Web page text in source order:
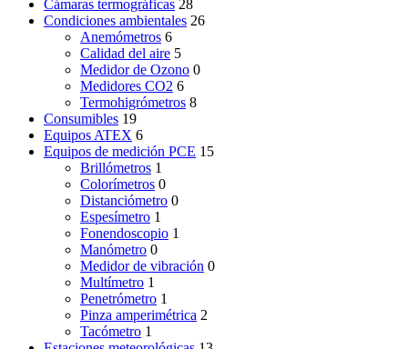
Cámaras termográficas 28
Condiciones ambientales 26
Anemómetros 6
Calidad del aire 5
Medidor de Ozono 0
Medidores CO2 6
Termohigrómetros 8
Consumibles 19
Equipos ATEX 6
Equipos de medición PCE 15
Brillómetros 1
Colorímetros 0
Distanciómetro 0
Espesímetro 1
Fonendoscopio 1
Manómetro 0
Medidor de vibración 0
Multímetro 1
Penetrómetro 1
Pinza amperimétrica 2
Tacómetro 1